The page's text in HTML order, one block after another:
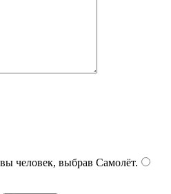
человек, выбрав Самолёт.